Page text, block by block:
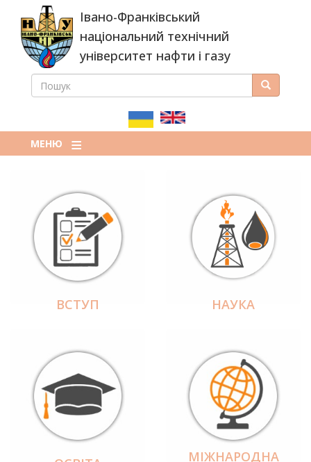
основного
вмісту
Івано-Франківський
національний технічний
університет нафти і газу
ПОШУКОВА
ПОШУК Пошук
МЕНЮ
ВСТУП НАУКА
МІЖНАРОДНА